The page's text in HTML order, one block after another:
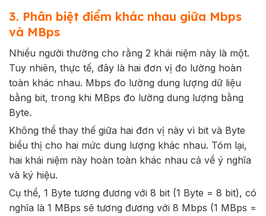
3. Phân biệt điểm khác nhau giữa Mbps
và MBps
Nhiều người thường cho rằng 2 khái niệm này là một.
Tuy nhiên, thực tế, đây là hai đơn vị đo lường hoàn
toàn khác nhau. Mbps đo lường dung lượng dữ liệu
bằng bit, trong khi MBps đo lường dung lượng bằng
Byte.
Không thể thay thế giữa hai đơn vị này vì bit và Byte
biểu thị cho hai mức dung lượng khác nhau. Tóm lại,
hai khái niệm này hoàn toàn khác nhau cả về ý nghĩa
và ký hiệu.
Cụ thể, 1 Byte tương đương với 8 bit (1 Byte = 8 bit), có
nghĩa là 1 MBps sẽ tương đương với 8 Mbps (1 MBps =